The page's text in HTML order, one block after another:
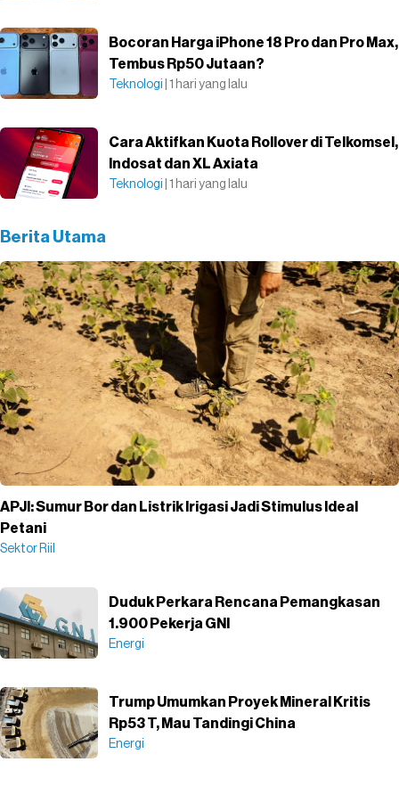
Bocoran Harga iPhone 18 Pro dan Pro Max,
Tembus Rp50 Jutaan?
Teknologi | 1 hari yang lalu
Cara Aktifkan Kuota Rollover di Telkomsel,
Indosat dan XL Axiata
Teknologi | 1 hari yang lalu
Berita Utama
APJI: Sumur Bor dan Listrik Irigasi Jadi Stimulus Ideal
Petani
Sektor Riil
Duduk Perkara Rencana Pemangkasan
1.900 Pekerja GNI
Energi
Trump Umumkan Proyek Mineral Kritis
Rp53 T, Mau Tandingi China
Energi